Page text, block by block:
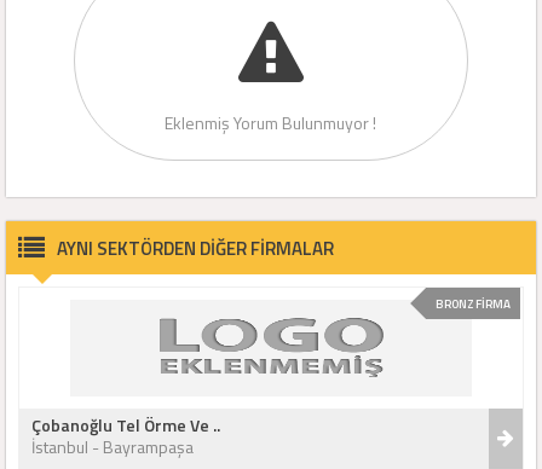
Eklenmiş Yorum Bulunmuyor !
AYNI SEKTÖRDEN DİĞER FİRMALAR
BRONZ FİRMA
Çobanoğlu Tel Örme Ve ..
İstanbul - Bayrampaşa